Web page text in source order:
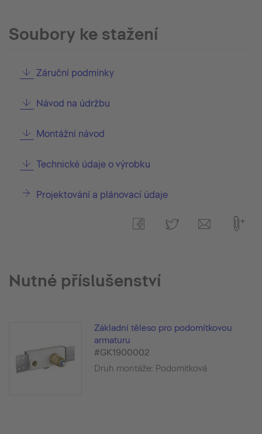
Soubory ke stažení
Záruční podmínky
Návod na údržbu
Montážní návod
Technické údaje o výrobku
Projektování a plánovací údaje
Nutné příslušenství
Základní těleso pro podomítkovou
armaturu
#GK1900002
Druh montáže: Podomítková